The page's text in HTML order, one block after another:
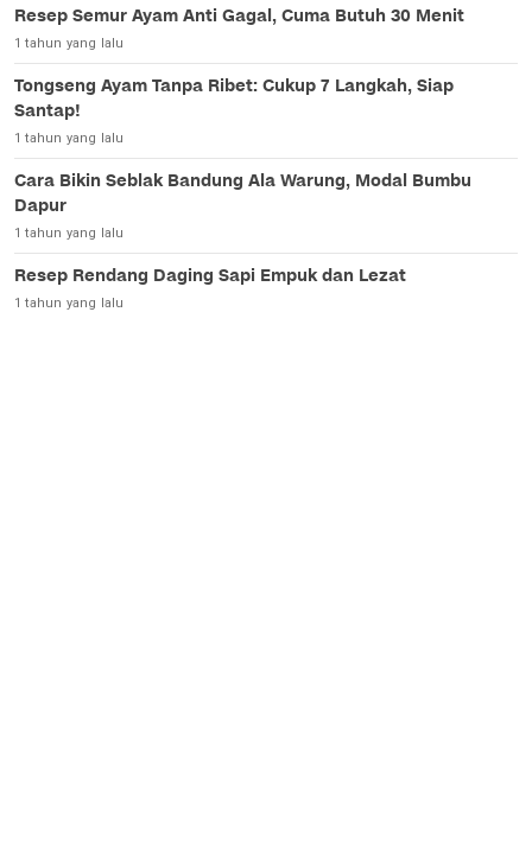
Resep Semur Ayam Anti Gagal, Cuma Butuh 30 Menit
1 tahun yang lalu
Tongseng Ayam Tanpa Ribet: Cukup 7 Langkah, Siap
Santap!
1 tahun yang lalu
Cara Bikin Seblak Bandung Ala Warung, Modal Bumbu
Dapur
1 tahun yang lalu
Resep Rendang Daging Sapi Empuk dan Lezat
1 tahun yang lalu